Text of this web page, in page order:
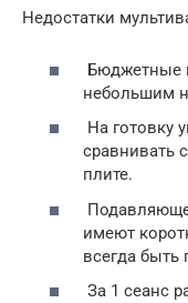
Недостатки
Бюджетные
небольшим
На готовку
сравнивать
плите.
имеют
всегда быть
За 1 сеанс